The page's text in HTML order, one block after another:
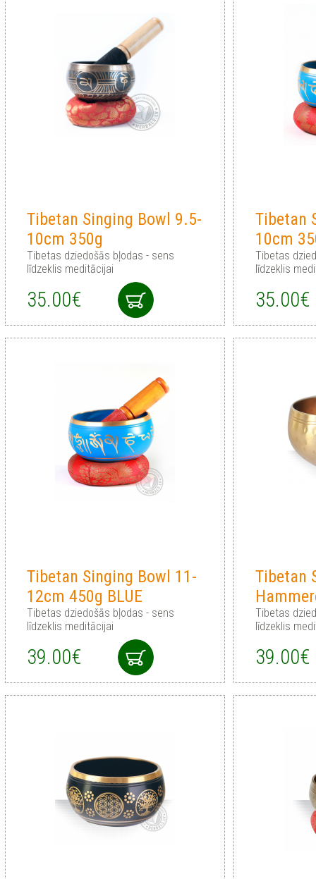
Tibetan Singing Bowl 9.5-
10cm 350g
Tibetas dziedošās bļodas - sens
līdzeklis meditācijai
35.00€
Tibetan
10cm
Tibetas
līdzeklis
35.00€
Tibetan Singing Bowl 11-
12cm 450g BLUE
Tibetas dziedošās bļodas - sens
līdzeklis meditācijai
39.00€
Tibetan
Tibetas
līdzeklis
39.00€